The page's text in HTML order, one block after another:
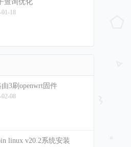
查询优化
01-18
3刷openwrt固件
02-08
linux v20.2系统安装